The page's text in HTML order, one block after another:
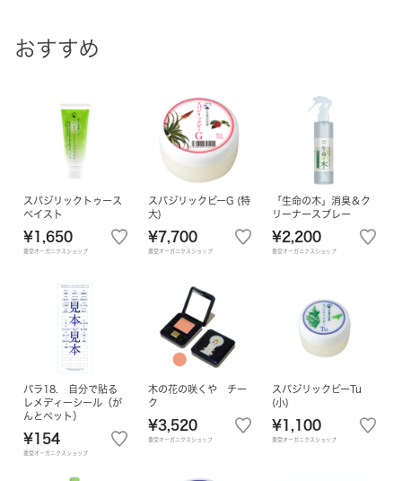
おすすめ
スパジリックトゥース
ペイスト
¥1,650
豊受オーガニクスショップ
スパジリックビーG (特
大)
¥7,700
豊受オーガニクスショップ
「生命の木」消臭＆ク
リーナースプレー
¥2,200
豊受オーガニクスショップ
バラ18. 自分で貼る
レメディーシール（が
んとペット）
¥154
豊受オーガニクスショップ
木の花の咲くや チー
ク
¥3,520
豊受オーガニクスショップ
スパジリックビーTu
(小)
¥1,100
豊受オーガニクスショップ